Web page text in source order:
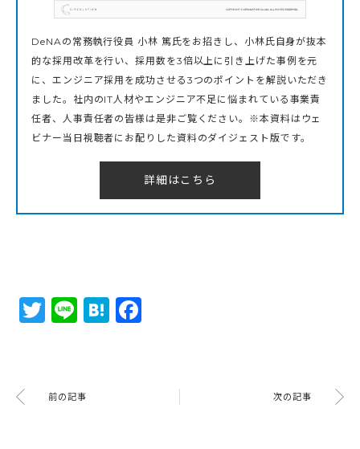
DeNAの常務執行役員 小林 篤氏をお招きし、小林氏自身が抜本
的な採用改革を行い、採用数を3倍以上に引き上げた事例を元
に、エンジニア採用を成功させる3つのポイントを解説いただき
ました。社内のIT人材やエンジニア不足に悩まれている事業責
任者、人事責任者の皆様は是非ご覧ください。※本資料はウェ
ビナー当日視聴者にお配りした資料のダイジェスト版です。
詳細はこちら
Twitter
LineHatena
前の記事 次の記事